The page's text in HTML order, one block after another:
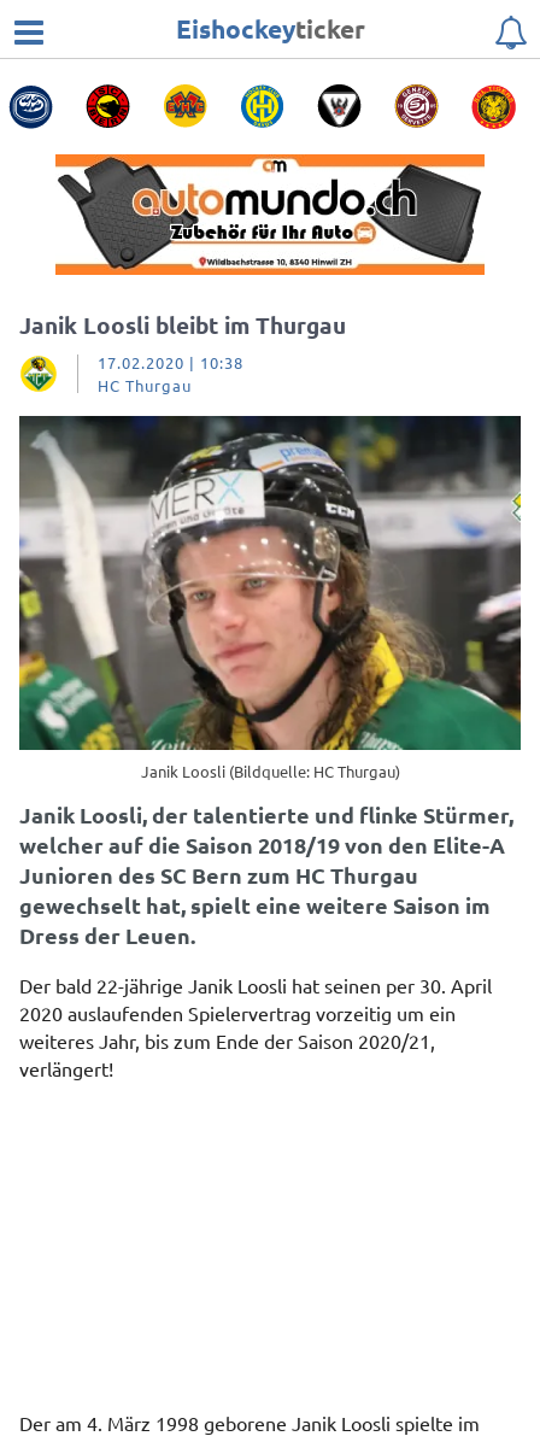
Eishockeyticker
Janik Loosli bleibt im Thurgau
17.02.2020 | 10:38
HC Thurgau
Janik Loosli (Bildquelle: HC Thurgau)
Janik Loosli, der talentierte und flinke Stürmer,
welcher auf die Saison 2018/19 von den Elite-A
Junioren des SC Bern zum HC Thurgau
gewechselt hat, spielt eine weitere Saison im
Dress der Leuen.
Der bald 22-jährige Janik Loosli hat seinen per 30. April
2020 auslaufenden Spielervertrag vorzeitig um ein
weiteres Jahr, bis zum Ende der Saison 2020/21,
verlängert!
Der am 4. März 1998 geborene Janik Loosli spielte im